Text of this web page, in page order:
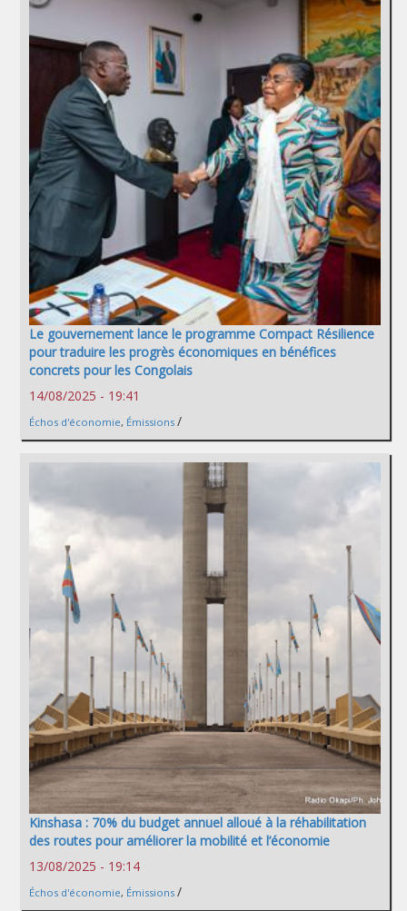
Le gouvernement lance le programme Compact Résilience
pour traduire les progrès économiques en bénéfices
concrets pour les Congolais
14/08/2025 - 19:41
Échos d'économie, Émissions /
Kinshasa : 70% du budget annuel alloué à la réhabilitation
des routes pour améliorer la mobilité et l’économie
13/08/2025 - 19:14
Échos d'économie, Émissions /